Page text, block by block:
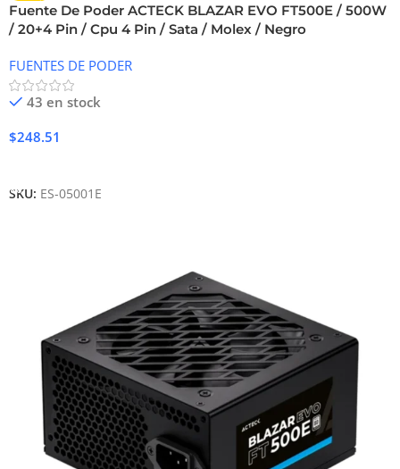
Fuente De Poder ACTECK BLAZAR EVO FT500E / 500W
/ 20+4 Pin / Cpu 4 Pin / Sata / Molex / Negro
FUENTES DE PODER
43 en stock
$248.51
SKU: ES-05001E